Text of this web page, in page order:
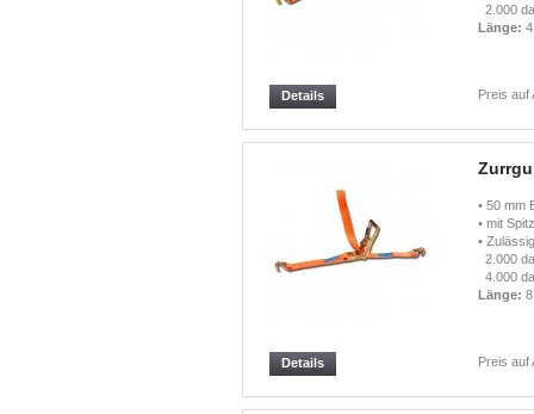
2.000
Länge:
Preis auf
Details
• 50 mm
• mit
•
2.000
4.000
Länge:
Preis auf
Details